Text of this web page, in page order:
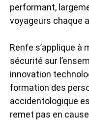
performant,
voyageurs chaque
Renfe s’applique à
sécurité sur
innovation
formation des
accidentologique
remet pas en